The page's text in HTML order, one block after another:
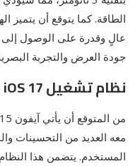
جودة العرض والتجربة
نظام تشغيل iOS 17
معه العديد من التحسينات
المستخدم. يتضمن هذا